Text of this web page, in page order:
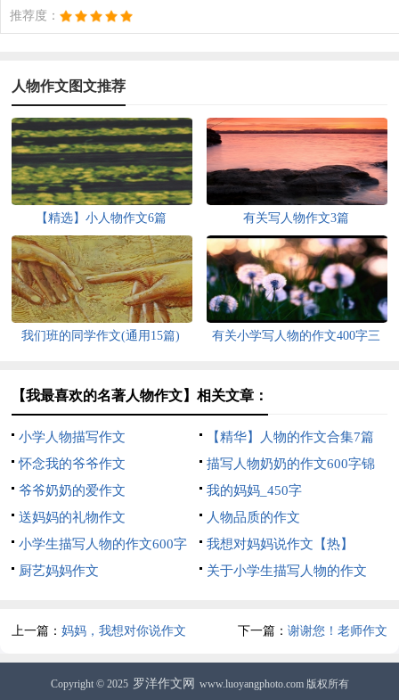
推荐度：
人物作文图文推荐
【精选】小人物作文6篇 有关写人物作文3篇
我们班的同学作文(通用15篇)
有关小学写人物的作文400字三
【我最喜欢的名著人物作文】相关文章：
小学人物描写作文
【精华】人物的作文合集7篇
怀念我的爷爷作文
描写人物奶奶的作文600字锦
集5篇
爷爷奶奶的爱作文
我的妈妈_450字
送妈妈的礼物作文
人物品质的作文
小学生描写人物的作文600字
汇编6篇
我想对妈妈说作文【热】
厨艺妈妈作文
关于小学生描写人物的作文
上一篇：妈妈，我想对你说作文
(精选15篇)
下一篇： 谢谢您！老师作文
Copyright © 2025 罗洋作文网 www.luoyangphoto.com 版权所有